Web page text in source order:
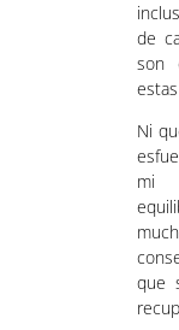
de
son
Ni
mi
que